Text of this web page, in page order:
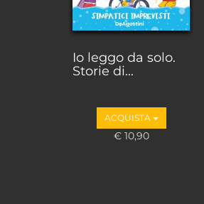
Io leggo da solo.
Storie di...
ACQUISTA
€ 10,90